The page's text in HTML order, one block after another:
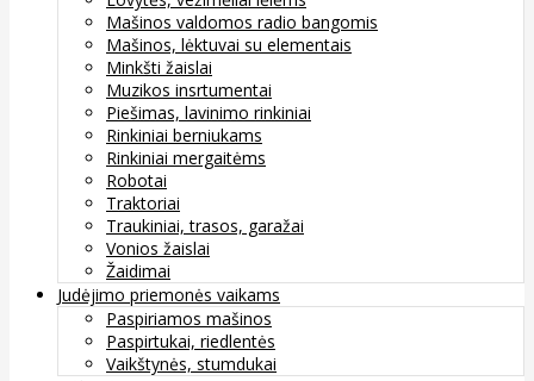
Mašinos valdomos radio bangomis
Mašinos, lėktuvai su elementais
Minkšti žaislai
Muzikos insrtumentai
Piešimas, lavinimo rinkiniai
Rinkiniai berniukams
Rinkiniai mergaitėms
Robotai
Traktoriai
Traukiniai, trasos, garažai
Vonios žaislai
Žaidimai
Judėjimo priemonės vaikams
Paspiriamos mašinos
Paspirtukai, riedlentės
Vaikštynės, stumdukai